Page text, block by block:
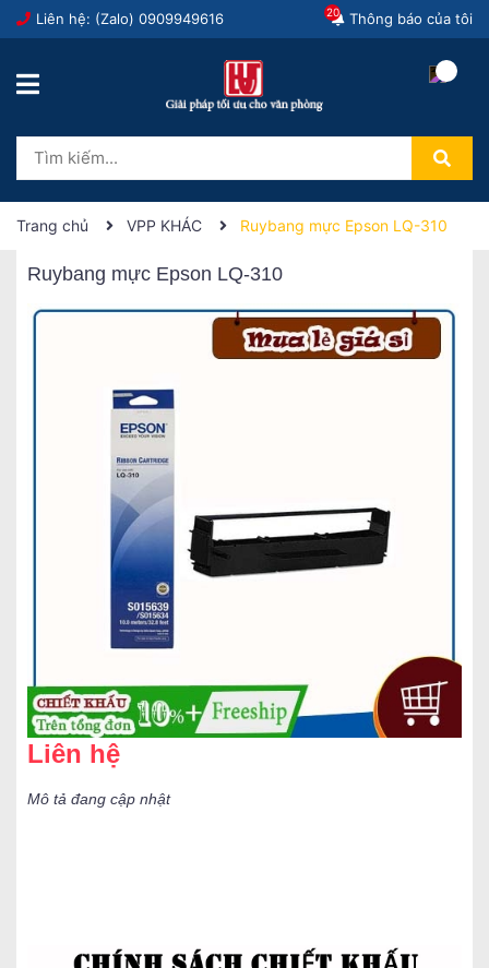
Liên hệ: (Zalo) 0909949616 Thông báo của tôi
20
Trang chủ VPP KHÁC Ruybang mực Epson LQ-310
Ruybang mực Epson LQ-310
Liên hệ
Mô tả đang cập nhật